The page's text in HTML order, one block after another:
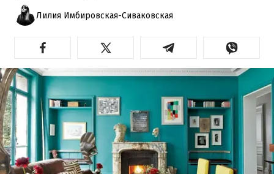
Лилия Имбировская-Сиваковская